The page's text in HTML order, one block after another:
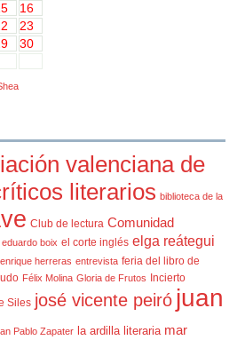
16
23
30
valenciana de
literarios biblioteca de la
Club de lectura Comunidad
eduardo boix el corte inglés elga reátegui
enrique herreras entrevista feria del libro de
Félix Molina Gloria de Frutos
Incierto
Siles josé vicente peiró juan
Pablo Zapater la ardilla literaria mar